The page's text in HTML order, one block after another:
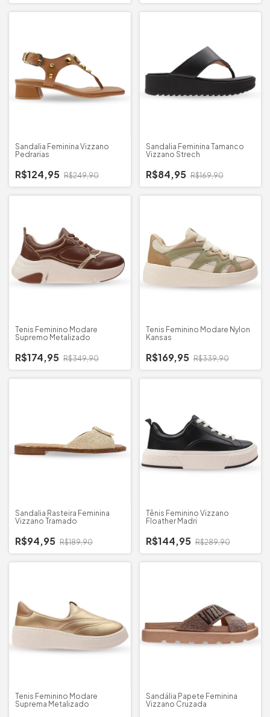
Sandalia Feminina Vizzano
Pedrarias
R$124,95 R$249,90
Sandalia Feminina Tamanco
Vizzano Strech
R$84,95 R$169,90
Tenis Feminino Modare
Supremo Metalizado
R$174,95 R$349,90
Tenis Feminino Modare Nylon
Kansas
R$169,95 R$339,90
Sandalia Rasteira Feminina
Vizzano Tramado
R$94,95 R$189,90
Tênis Feminino Vizzano
Floather Madri
R$144,95 R$289,90
Tenis Feminino Modare
Suprema Metalizado
Sandália Papete Feminina
Vizzano Cruzada